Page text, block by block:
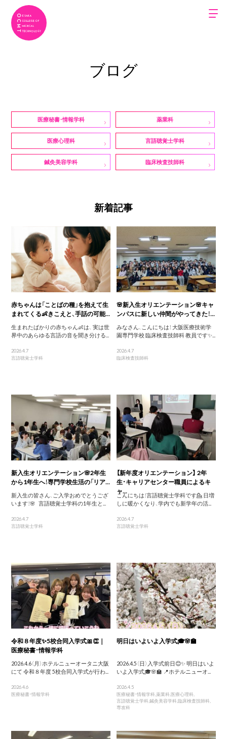
ブログ
医療秘書・情報学科 薬業科
医療心理科 言語聴覚士学科
鍼灸美容学科 臨床検査技師科
新着記事
赤ちゃんは「ことばの種」を抱えて生
まれてくる👶きこえと、手話の可能...
生まれたばかりの赤ちゃん👶は、 実は世
界中のあらゆる言語の音を聞き分ける...
2026.4.7
言語聴覚士学科
🌸新入生オリエンテーション🌸キャ
ンパスに新しい仲間がやってきた！...
みなさん、こんにちは！ 大阪医療技術学
園専門学校 臨床検査技師科 教員です✨...
2026.4.7
臨床検査技師科
新入生オリエンテーション🌸2年生
から1年生へ！専門学校生活の「リア...
新入生の皆さん、ご入学おめでとうござ
います！🌸 言語聴覚士学科の1年生と...
2026.4.7
言語聴覚士学科
【新年度オリエンテーション】 2年
生・キャリアセンター職員によるキ
ャ...
こんにちは！言語聴覚士学科です💁 日増
しに暖かくなり、学内でも新学年の活...
2026.4.7
言語聴覚士学科
令和８年度✨5校合同入学式🎀👏｜
医療秘書・情報学科
2026.4.6（月）ホテルニューオータニ大阪
にて 令和８年度 5校合同入学式が行わ...
2026.4.6
医療秘書・情報学科
明日はいよいよ入学式🎓🌸🏫
2026.4.5（日）入学式前日😊✨ 明日はいよ
いよ入学式🎓🌸🏫 📍ホテルニューオ...
2026.4.5
医療秘書・情報学科,薬業科,医療心理科,
言語聴覚士学科,鍼灸美容学科,臨床検査技師科,
専攻科